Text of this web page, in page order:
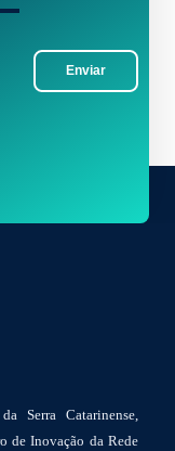
Enviar
Serra Catarinense,
de Inovação da Rede